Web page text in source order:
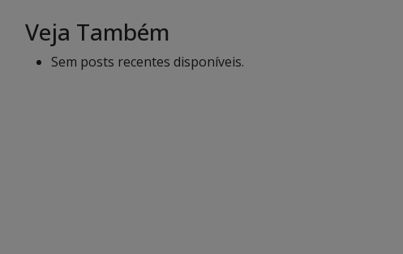
Veja Também
Sem posts recentes disponíveis.